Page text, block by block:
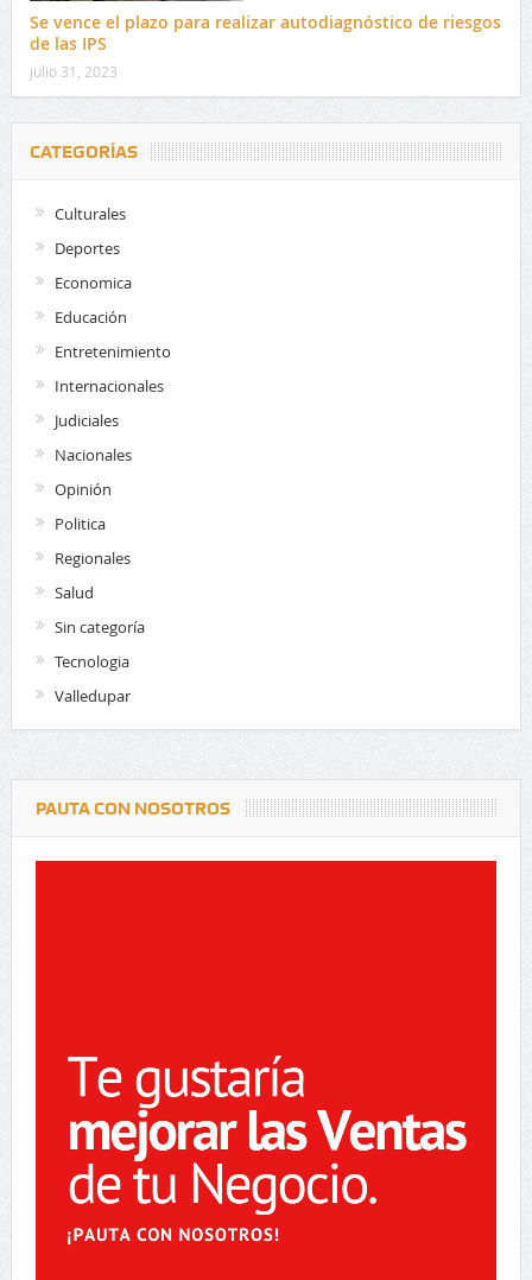
Se vence el plazo para realizar autodiagnóstico de riesgos
de las IPS
julio 31, 2023
CATEGORÍAS
Culturales
Deportes
Economica
Educación
Entretenimiento
Internacionales
Judiciales
Nacionales
Opinión
Politica
Regionales
Salud
Sin categoría
Tecnologia
Valledupar
PAUTA CON NOSOTROS